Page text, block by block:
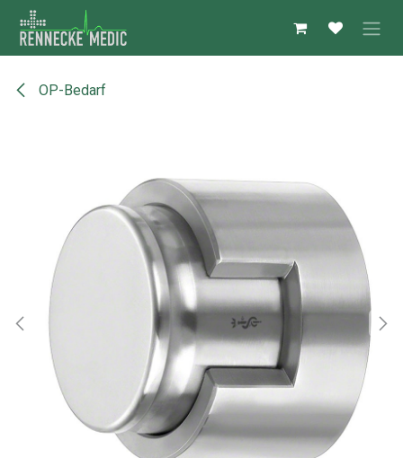
Zum Inhalt springen
OP-Bedarf